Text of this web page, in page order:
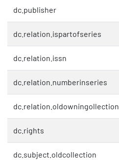
dc.publisher
dc.relation.ispartofseries
dc.relation.issn
dc.relation.numberinseries
dc.relation.oldowningollection
dc.rights
dc.subject.oldcollection